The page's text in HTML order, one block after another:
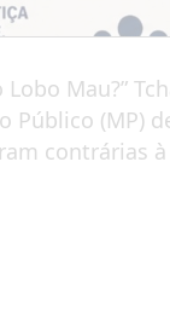
Mau?”
Público (MP)
contrárias à